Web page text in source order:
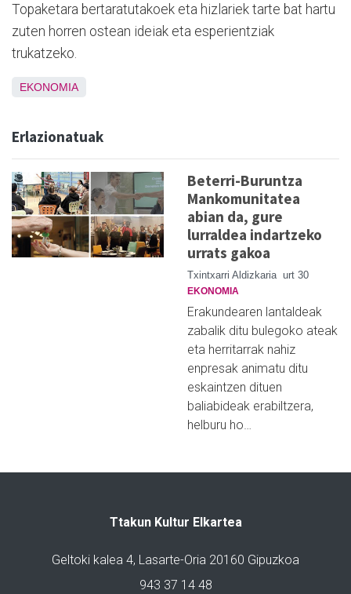
Topaketara bertaratutakoek eta hizlariek tarte bat hartu
zuten horren ostean ideiak eta esperientziak
trukatzeko.
EKONOMIA
Erlazionatuak
Beterri-Buruntza
Mankomunitatea
abian da, gure
lurraldea indartzeko
urrats gakoa
Txintxarri Aldizkaria urt 30
EKONOMIA
Erakundearen lantaldeak
zabalik ditu bulegoko ateak
eta herritarrak nahiz
enpresak animatu ditu
eskaintzen dituen
baliabideak erabiltzera,
helburu ho…
Ttakun Kultur Elkartea
Geltoki kalea 4, Lasarte-Oria 20160 Gipuzkoa
943 37 14 48